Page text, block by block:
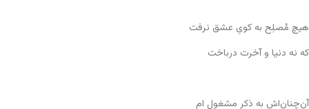
هیچ مُصلِح به کویِ عشق نرفت
که نه دنیا و آخرت درباخت
آن‌چنان‌اش به ذکر مشغول ام